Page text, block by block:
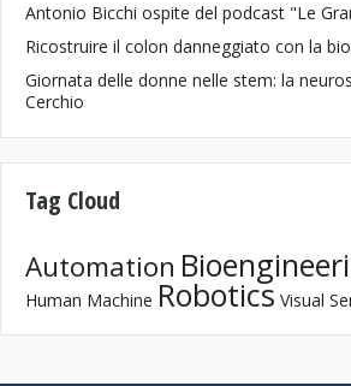
Antonio Bicchi ospite del podcast "Le
Ricostruire il colon danneggiato con la
Giornata delle donne nelle stem: la
Cerchio
Tag Cloud
Automation
Human Machine Robotics Visual